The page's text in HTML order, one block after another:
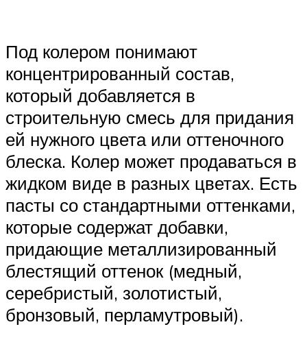
Под колером понимают
концентрированный состав,
который добавляется в
строительную смесь для придания
ей нужного цвета или оттеночного
блеска. Колер может продаваться в
жидком виде в разных цветах. Есть
пасты со стандартными оттенками,
которые содержат добавки,
придающие металлизированный
блестящий оттенок (медный,
серебристый, золотистый,
бронзовый, перламутровый).